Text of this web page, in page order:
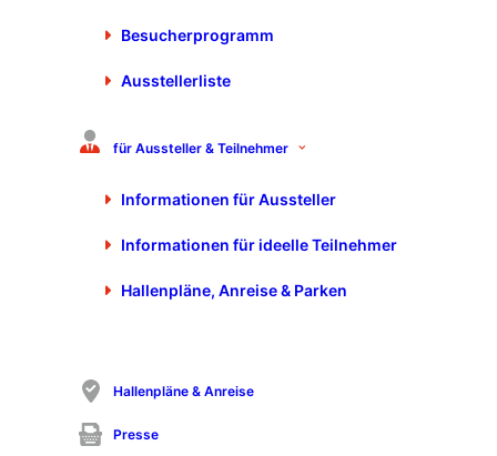
Besucherprogramm
Ausstellerliste
für Aussteller & Teilnehmer
Informationen für Aussteller
Informationen für ideelle Teilnehmer
Hallenpläne, Anreise & Parken
Hallenpläne & Anreise
Presse
extravaganten Modellbahn-
Anlagen in allen Spurweiten darf
Fan wie immer ganz besonders auf
die spezialisierten Kleinserien-
Hersteller und namhaften
Produkten und top-aktuellen
Branchen-Neuheiten freuen.
Informationen für:
Besucher